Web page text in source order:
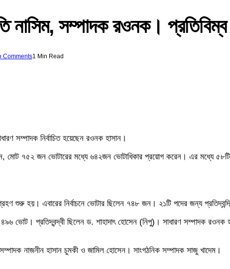
নাসিম, সম্পাদক রওনক।
Comments1 Min Read
সম্পাদক নির্বাচিত হয়েছেন রওনক হাসান।
৭৫২ জন ভোটারের মধ্যে ৬৪২জন ভোটাধিকার প্রয়োগ করেন। এর মধ্যে ৫৮টি
শুরু হয়। এবারের নির্বাচনে ভোটার ছিলেন ৭৪৮ জন। ২১টি পদের জন্য
ভোট। প্রতিদ্বন্দ্বী ছিলেন ড. শাহাদাৎ হোসেন (নিপু)। সাধারণ সম্পাদক রওনক
নাজনীন হাসান চুমকী ও জামিল হোসেন। সাংগঠনিক সম্পাদক সাজু খাদেম।